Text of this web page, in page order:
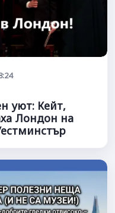
уют: Кейт,
Лондон на